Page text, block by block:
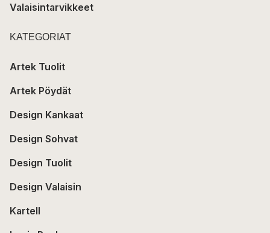
Valaisintarvikkeet
KATEGORIAT
Artek Tuolit
Artek Pöydät
Design Kankaat
Design Sohvat
Design Tuolit
Design Valaisin
Kartell